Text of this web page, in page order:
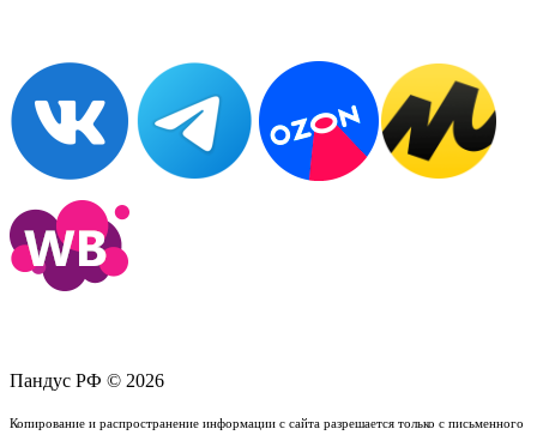
Пандус РФ © 2026
Копирование и распространение информации с сайта разрешается только с письменного